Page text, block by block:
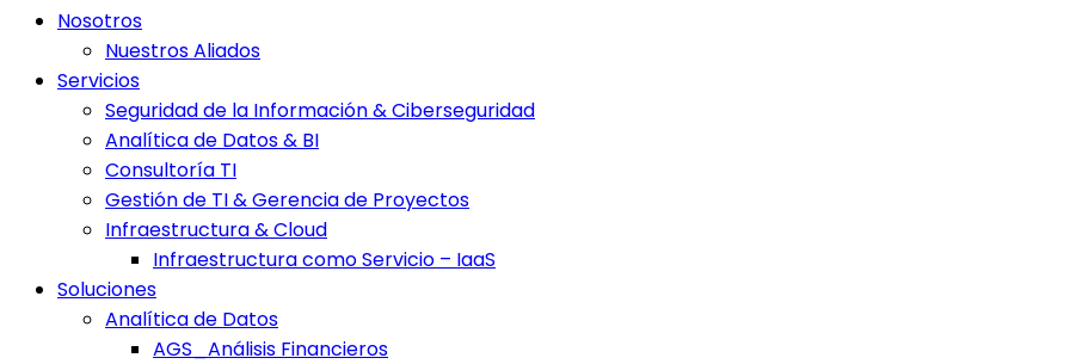
Nosotros
Nuestros Aliados
Servicios
Seguridad de la Información & Ciberseguridad
Analítica de Datos & BI
Consultoría TI
Gestión de TI & Gerencia de Proyectos
Infraestructura & Cloud
Infraestructura como Servicio – IaaS
Soluciones
Analítica de Datos
AGS_Análisis Financieros